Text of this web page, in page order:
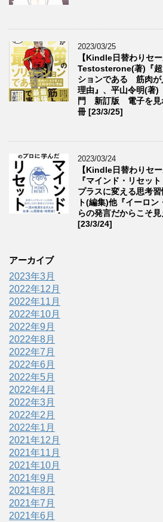
2023/03/25
【Kindle日替わりセー
Testosterone(著)『超
ションである 筋肉が
理由』、平山令明(著)
門 新訂版 電子を見
冊 [23/3/25]
2023/03/24
【Kindle日替わりセ
『マインド・リセッ
プラスに変える思考
ト(編集)他『イーロ
らの発言だからこそ
[23/3/24]
アーカイブ
2023年3月
2022年12月
2022年11月
2022年10月
2022年9月
2022年8月
2022年7月
2022年6月
2022年5月
2022年4月
2022年3月
2022年2月
2022年1月
2021年12月
2021年11月
2021年10月
2021年9月
2021年8月
2021年7月
2021年6月